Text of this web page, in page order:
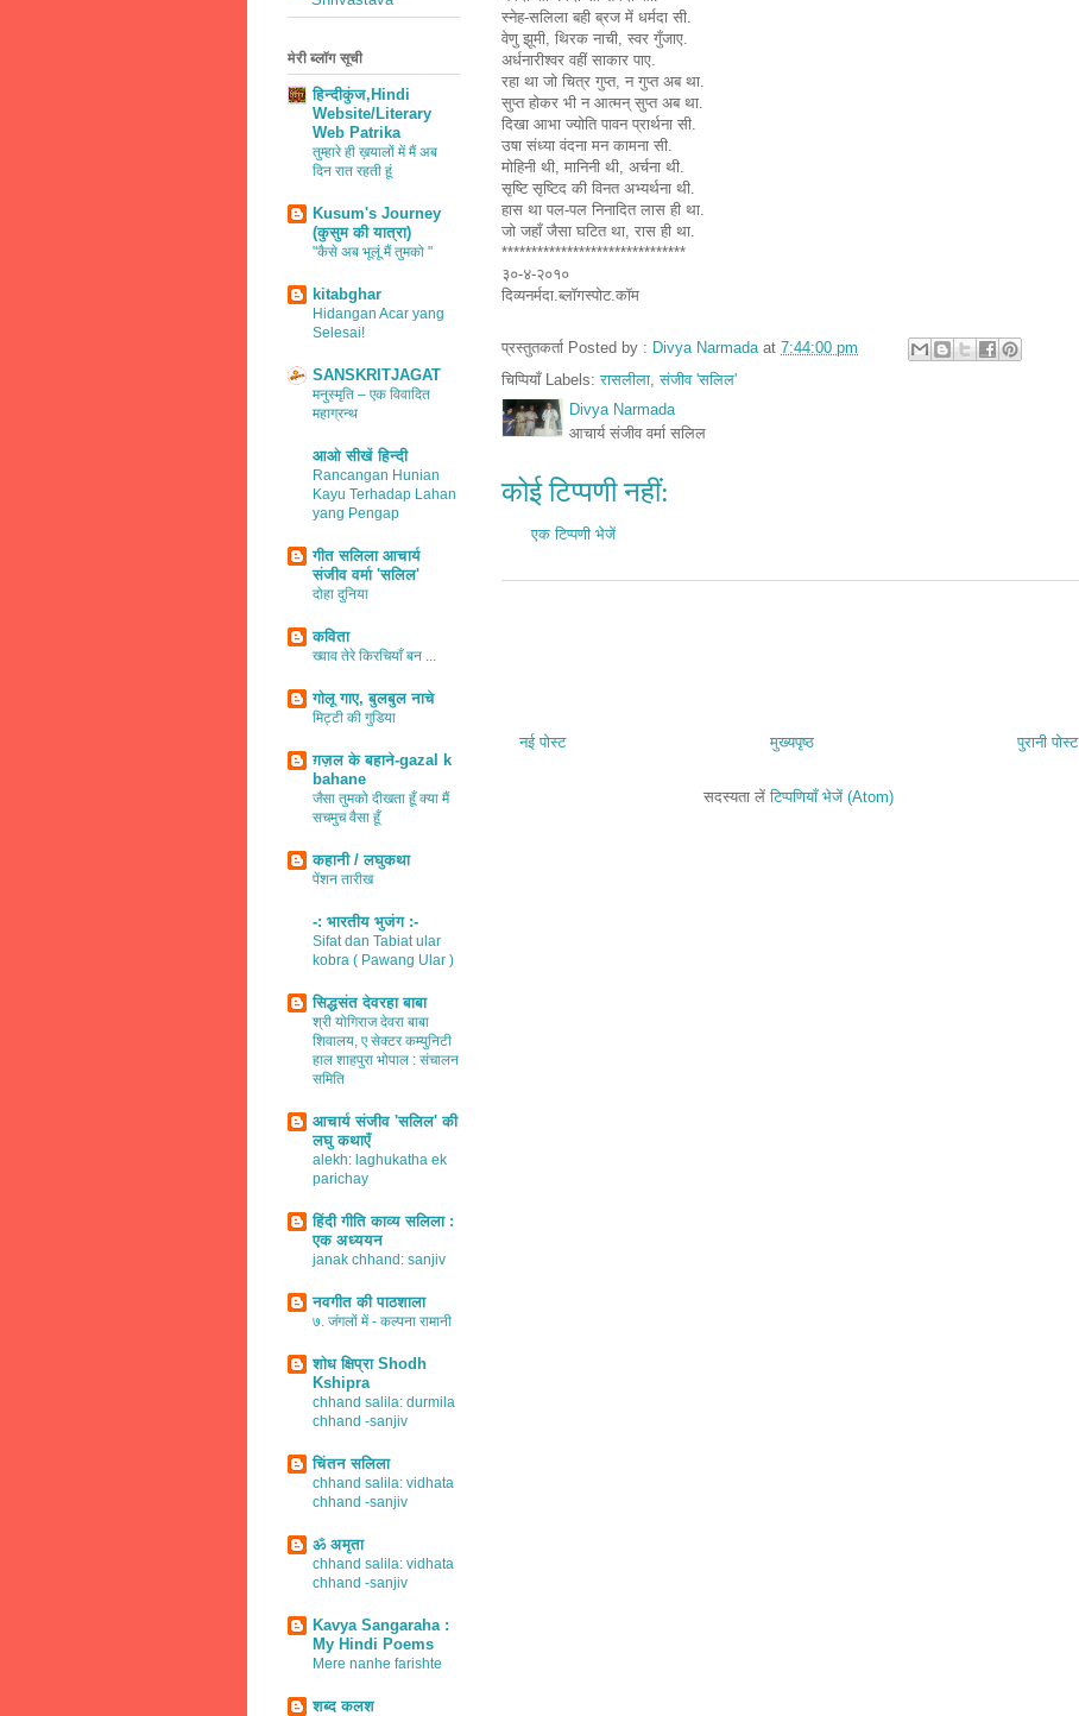
स्नेह-सलिला बही ब्रज में धर्मदा सी.
वेणु झूमी, थिरक नाची, स्वर गुँजाए.
अर्धनारीश्वर वहीं साकार पाए.
रहा था जो चित्र गुप्त, न गुप्त अब था.
सुप्त होकर भी न आत्मन् सुप्त अब था.
दिखा आभा ज्योति पावन प्रार्थना सी.
उषा संध्या वंदना मन कामना सी.
मोहिनी थी, मानिनी थी, अर्चना थी.
सृष्टि सृष्टिद की विनत अभ्यर्थना थी.
हास था पल-पल निनादित लास ही था.
जो जहाँ जैसा घटित था, रास ही था.
*******************************
३०-४-२०१०
दिव्यनर्मदा.ब्लॉगस्पोट.कॉम
प्रस्तुतकर्ता Posted by : Divya Narmada at 7:44:00 pm
चिप्पियाँ Labels:रासलीला ,संजीव 'सलिल'
Divya Narmada
आचार्य संजीव वर्मा सलिल
कोई टिप्पणी नहीं:
एक टिप्पणी भेजें
नई पोस्ट पुरानी पोस्ट
मुख्यपृष्ठ
सदस्यता लेंटिप्पणियाँ भेजें (Atom)
मेरी ब्लॉग सूची
हिन्दीकुंज,Hindi
Website/Literary
Web Patrika
तुम्हारे ही ख़यालों में मैं अब
दिन रात रहती हूं
Kusum's Journey
(कुसुम की यात्रा)
"कैसे अब भूलूं मैं तुमको "
kitabghar
Hidangan Acar yang
Selesai!
SANSKRITJAGAT
मनुस्मृति – एक विवादित
महाग्रन्थ
आओ सीखें हिन्दी
Rancangan Hunian
Kayu Terhadap Lahan
yang Pengap
गीत सलिला आचार्य
संजीव वर्मा 'सलिल'
दोहा दुनिया
कविता
ख्वाव तेरे किरचियाँ बन ...
गोलू गाए, बुलबुल नाचे
मिट्टी की गुडिया
ग़ज़ल के बहाने-gazal k
bahane
जैसा तुमको दीखता हूँ क्या मैं
सचमुच वैसा हूँ
कहानी / लघुकथा
पेंशन तारीख
-: भारतीय भुजंग :-
Sifat dan Tabiat ular
kobra ( Pawang Ular )
सिद्धसंत देवरहा बाबा
श्री योगिराज देवरा बाबा
शिवालय, ए सेक्टर कम्युनिटी
हाल शाहपुरा भोपाल : संचालन
समिति
आचार्य संजीव 'सलिल' की
लघु कथाएँ
alekh: laghukatha ek
parichay
हिंदी गीति काव्य सलिला :
एक अध्ययन
janak chhand: sanjiv
नवगीत की पाठशाला
७. जंगलों में - कल्पना रामानी
शोध क्षिप्रा Shodh
Kshipra
chhand salila: durmila
chhand -sanjiv
चिंतन सलिला
chhand salila: vidhata
chhand -sanjiv
ॐ अमृता
chhand salila: vidhata
chhand -sanjiv
Kavya Sangaraha :
My Hindi Poems
Mere nanhe farishte
शब्द कलश